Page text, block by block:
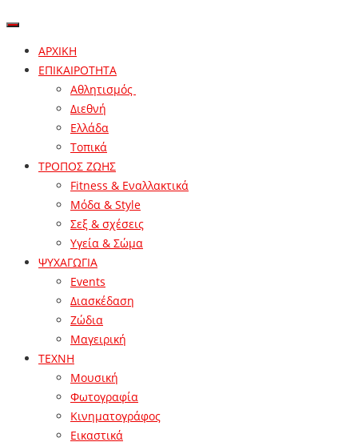
ΑΡΧΙΚΗ
ΕΠΙΚΑΙΡΟΤΗΤΑ
Αθλητισμός
Διεθνή
Ελλάδα
Τοπικά
ΤΡΟΠΟΣ ΖΩΗΣ
Fitness & Εναλλακτικά
Μόδα & Style
Σεξ & σχέσεις
Υγεία & Σώμα
ΨΥΧΑΓΩΓΙΑ
Events
Διασκέδαση
Ζώδια
Μαγειρική
ΤΕΧΝΗ
Μουσική
Φωτογραφία
Κινηματογράφος
Εικαστικά